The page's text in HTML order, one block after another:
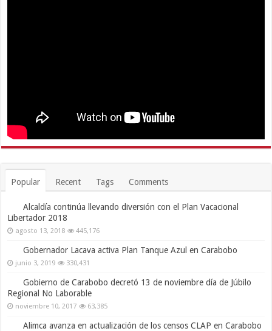
Popular Recent Tags Comments
Alcaldía continúa llevando diversión con el Plan Vacacional
Libertador 2018
agosto 13, 2018 445,176
Gobernador Lacava activa Plan Tanque Azul en Carabobo
junio 3, 2019 330,431
Gobierno de Carabobo decretó 13 de noviembre día de Júbilo
Regional No Laborable
noviembre 10, 2017 63,385
Alimca avanza en actualización de los censos CLAP en Carabobo